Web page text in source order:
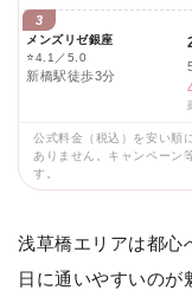
3
メンズリゼ銀座
⭐4.1／5.0
新橋駅徒歩3分
公式料金（税込）を安い順
ありません。キャンペーン
す。
浅草橋エリアは都心
日に通いやすいのが